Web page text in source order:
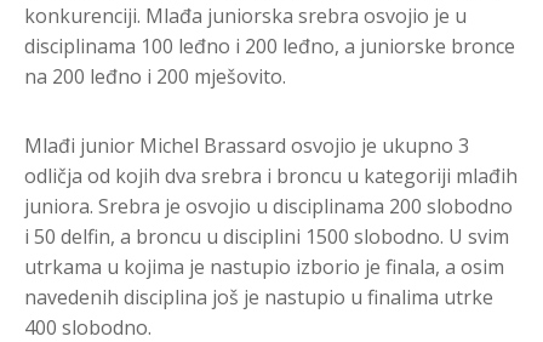
konkurenciji. Mlađa juniorska srebra osvojio je u
disciplinama 100 leđno i 200 leđno, a juniorske bronce
na 200 leđno i 200 mješovito.
Mlađi junior Michel Brassard osvojio je ukupno 3
odličja od kojih dva srebra i broncu u kategoriji mlađih
juniora. Srebra je osvojio u disciplinama 200 slobodno
i 50 delfin, a broncu u disciplini 1500 slobodno. U svim
utrkama u kojima je nastupio izborio je finala, a osim
navedenih disciplina još je nastupio u finalima utrke
400 slobodno.